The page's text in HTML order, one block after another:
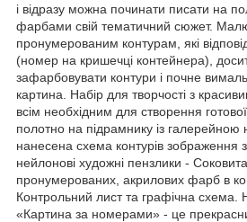
і відразу можна починати писати на
фарбами свій тематичний сюжет.
пронумерованим контурам, які
(номер на кришечці контейнера),
зафарбовувати контури і почне
картина. Набір для творчості з
всім необхідним для створення
полотно на підрамнику із галерейною
нанесена схема контурів зображення
нейлонові художні пензлики -
пронумерованих, акрилових фарб в
Контрольний лист та графічна схема.
«Картина за номерами» - це